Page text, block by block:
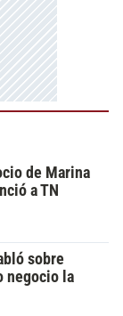
de Marina
a TN
sobre
negocio la